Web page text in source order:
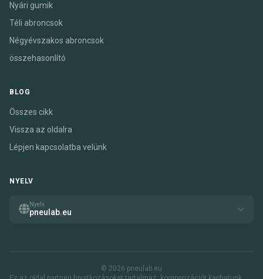
Nyári gumik
Téli abroncsok
Négyévszakos abroncsok
összehasonlító
BLOG
Összes cikk
Vissza az oldalra
Lépjen kapcsolatba velünk
NYELV
Nyelv
pneulab.eu
© 2026 pneulab.eu